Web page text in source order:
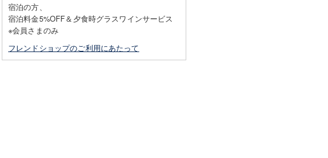
宿泊の方、
宿泊料金5%OFF＆夕食時グラスワインサービス
※会員さまのみ
フレンドショップのご利用にあたって